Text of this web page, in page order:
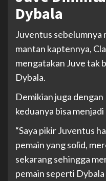
Dybala
Juventus sebelumnya
mantan kaptennya,
mengatakan Juve tak
Dybala.
Demikian juga
keduanya bisa
“Saya pikir Juventus
pemain yang solid,
sekarang sehingga
pemain seperti